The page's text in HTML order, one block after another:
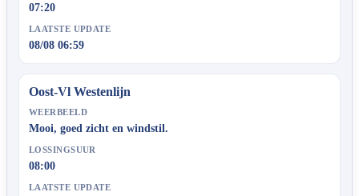
07:20
LAATSTE UPDATE
08/08 06:59
Oost-Vl Westenlijn
WEERBEELD
Mooi, goed zicht en windstil.
LOSSINGSUUR
08:00
LAATSTE UPDATE